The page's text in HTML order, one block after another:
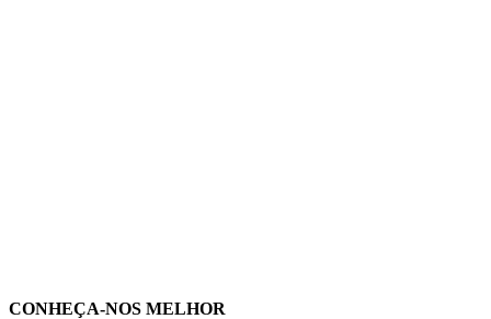
CONHEÇA-NOS MELHOR